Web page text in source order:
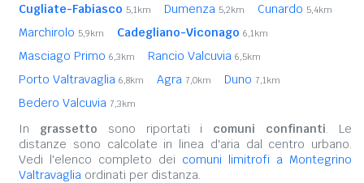
Cugliate-Fabiasco 5,1km Dumenza 5,2km Cunardo 5,4km
Marchirolo 5,9km Cadegliano-Viconago 6,1km
Masciago Primo 6,3km Rancio Valcuvia 6,5km
Porto Valtravaglia 6,8km Agra 7,0km Duno 7,1km
Bedero Valcuvia 7,3km
In grassetto sono riportati i comuni confinanti. Le
distanze sono calcolate in linea d'aria dal centro urbano.
Vedi l'elenco completo dei comuni limitrofi a Montegrino
Valtravaglia ordinati per distanza.